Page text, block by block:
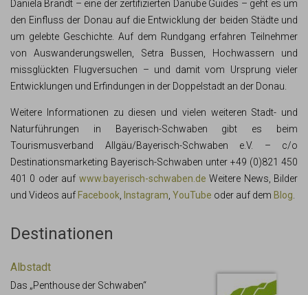
Daniela Brandt – eine der zertifizierten Danube Guides – geht es um
den Einfluss der Donau auf die Entwicklung der beiden Städte und
um gelebte Geschichte. Auf dem Rundgang erfahren Teilnehmer
von Auswanderungswellen, Setra Bussen, Hochwassern und
missglückten Flugversuchen – und damit vom Ursprung vieler
Entwicklungen und Erfindungen in der Doppelstadt an der Donau.
Weitere Informationen zu diesen und vielen weiteren Stadt- und
Naturführungen in Bayerisch-Schwaben gibt es beim
Tourismusverband Allgäu/Bayerisch-Schwaben e.V. – c/o
Destinationsmarketing Bayerisch-Schwaben unter +49 (0)821 450
401 0 oder auf www.bayerisch-schwaben.de Weitere News, Bilder
und Videos auf Facebook Instagram YouTube oder auf dem Blog
Destinationen
Albstadt
Das „Penthouse der Schwaben“